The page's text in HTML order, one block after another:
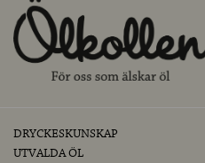
DRYCKESKUNSKAP
UTVALDA ÖL